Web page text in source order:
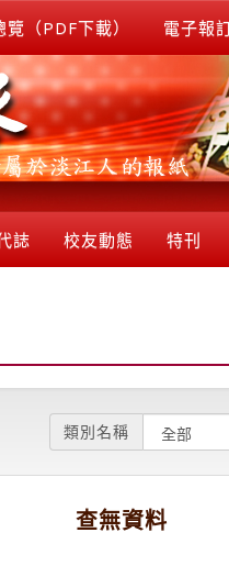
（PDF下載） 電子報
誌 校友動態 特刊
類別名稱
查無資料